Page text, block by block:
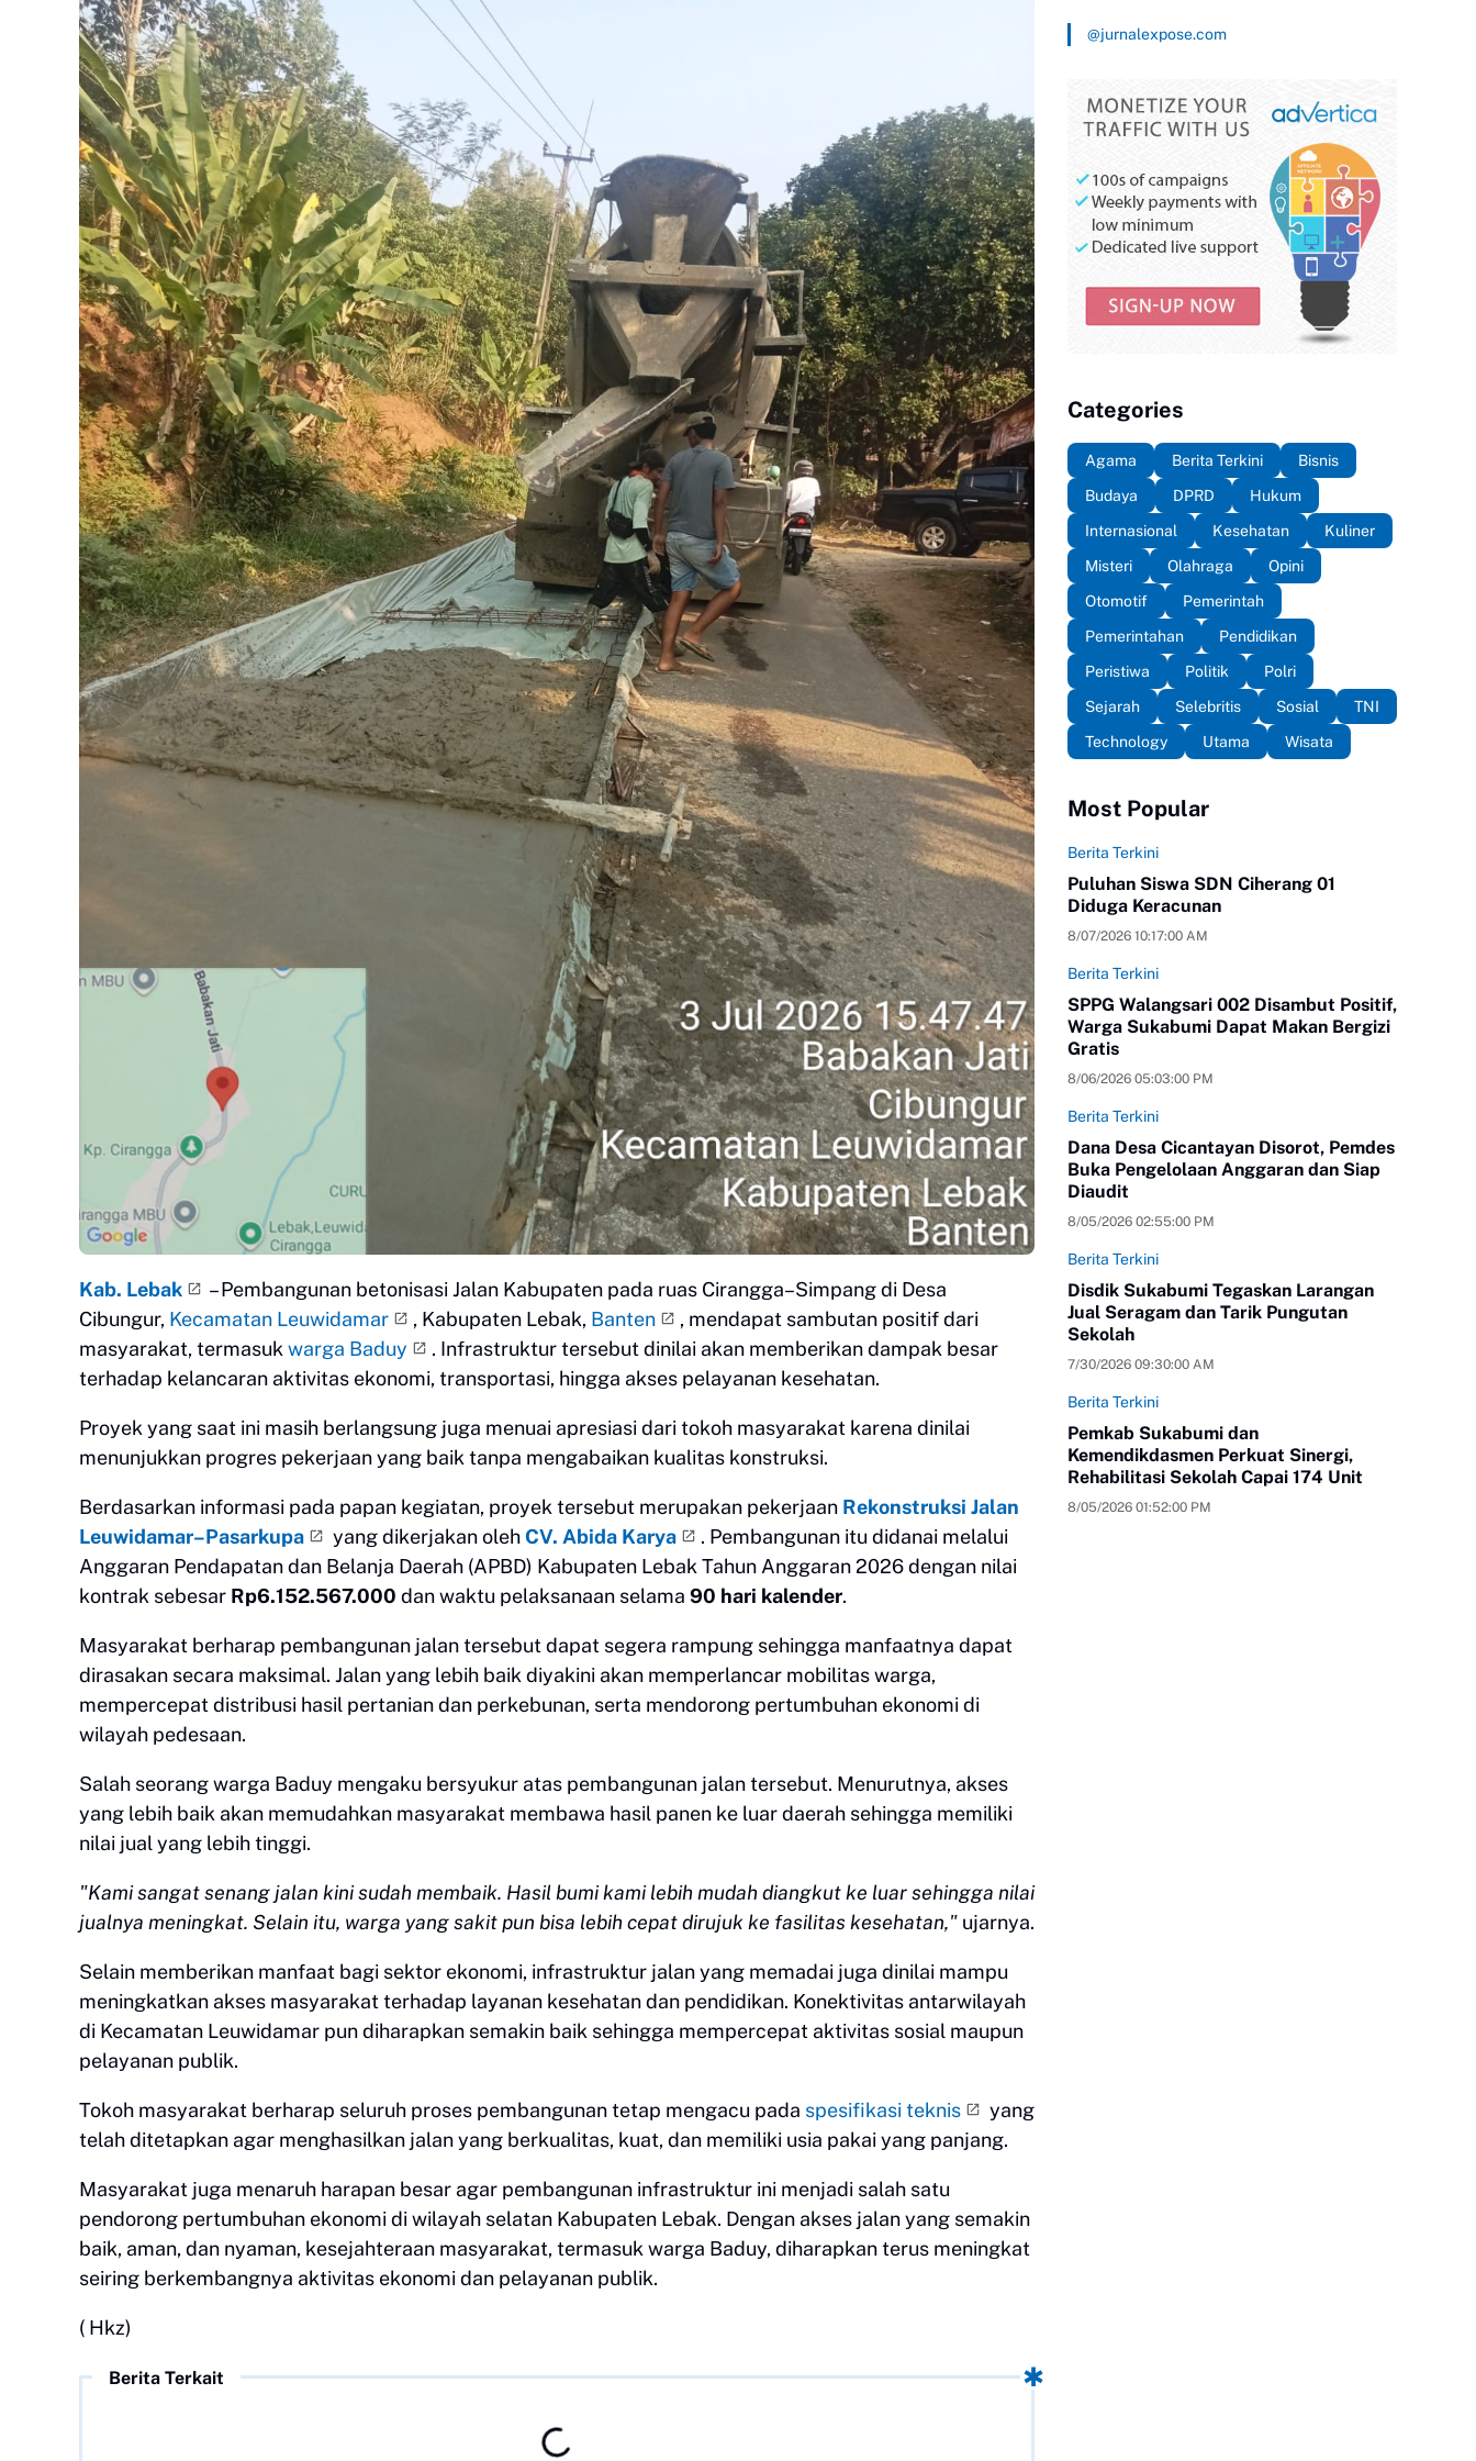
Kab. Lebak
– Pembangunan betonisasi Jalan Kabupaten pada ruas Cirangga–Simpang di Desa
Cibungur, Kecamatan Leuwidamar , Kabupaten Lebak, Banten
, mendapat sambutan positif dari
masyarakat, termasuk warga Baduy
. Infrastruktur tersebut dinilai akan memberikan dampak besar
terhadap kelancaran aktivitas ekonomi, transportasi, hingga akses pelayanan kesehatan.
Proyek yang saat ini masih berlangsung juga menuai apresiasi dari tokoh masyarakat karena dinilai
menunjukkan progres pekerjaan yang baik tanpa mengabaikan kualitas konstruksi.
Berdasarkan informasi pada papan kegiatan, proyek tersebut merupakan pekerjaan Rekonstruksi Jalan
Leuwidamar–Pasarkupa
yang dikerjakan olehCV. Abida Karya
. Pembangunan itu didanai melalui
Anggaran Pendapatan dan Belanja Daerah (APBD) Kabupaten Lebak Tahun Anggaran 2026 dengan nilai
kontrak sebesar Rp6.152.567.000 dan waktu pelaksanaan selama 90 hari kalender.
Masyarakat berharap pembangunan jalan tersebut dapat segera rampung sehingga manfaatnya dapat
dirasakan secara maksimal. Jalan yang lebih baik diyakini akan memperlancar mobilitas warga,
mempercepat distribusi hasil pertanian dan perkebunan, serta mendorong pertumbuhan ekonomi di
wilayah pedesaan.
Salah seorang warga Baduy mengaku bersyukur atas pembangunan jalan tersebut. Menurutnya, akses
yang lebih baik akan memudahkan masyarakat membawa hasil panen ke luar daerah sehingga memiliki
nilai jual yang lebih tinggi.
"Kami sangat senang jalan kini sudah membaik. Hasil bumi kami lebih mudah diangkut ke luar sehingga nilai
jualnya meningkat. Selain itu, warga yang sakit pun bisa lebih cepat dirujuk ke fasilitas kesehatan," ujarnya.
Selain memberikan manfaat bagi sektor ekonomi, infrastruktur jalan yang memadai juga dinilai mampu
meningkatkan akses masyarakat terhadap layanan kesehatan dan pendidikan. Konektivitas antarwilayah
di Kecamatan Leuwidamar pun diharapkan semakin baik sehingga mempercepat aktivitas sosial maupun
pelayanan publik.
Tokoh masyarakat berharap seluruh proses pembangunan tetap mengacu pada spesifikasi teknis
yang
telah ditetapkan agar menghasilkan jalan yang berkualitas, kuat, dan memiliki usia pakai yang panjang.
Masyarakat juga menaruh harapan besar agar pembangunan infrastruktur ini menjadi salah satu
pendorong pertumbuhan ekonomi di wilayah selatan Kabupaten Lebak. Dengan akses jalan yang semakin
baik, aman, dan nyaman, kesejahteraan masyarakat, termasuk warga Baduy, diharapkan terus meningkat
seiring berkembangnya aktivitas ekonomi dan pelayanan publik.
( Hkz)
Berita Terkait
@jurnalexpose.com
Categories
Agama Berita Terkini
Bisnis
Budaya
DPRD
Hukum
Internasional
Kesehatan
Kuliner
Misteri
Olahraga
Opini
Otomotif
Pemerintah
Pemerintahan
Pendidikan
Peristiwa
Politik
Polri
Sejarah
Selebritis Sosial
TNI
Technology
Utama Wisata
Most Popular
Berita Terkini
Puluhan Siswa SDN Ciherang 01
Diduga Keracunan
8/07/2026 10:17:00 AM
Berita Terkini
SPPG Walangsari 002 Disambut Positif,
Warga Sukabumi Dapat Makan Bergizi
Gratis
8/06/2026 05:03:00 PM
Berita Terkini
Dana Desa Cicantayan Disorot, Pemdes
Buka Pengelolaan Anggaran dan Siap
Diaudit
8/05/2026 02:55:00 PM
Berita Terkini
Disdik Sukabumi Tegaskan Larangan
Jual Seragam dan Tarik Pungutan
Sekolah
7/30/2026 09:30:00 AM
Berita Terkini
Pemkab Sukabumi dan
Kemendikdasmen Perkuat Sinergi,
Rehabilitasi Sekolah Capai 174 Unit
8/05/2026 01:52:00 PM